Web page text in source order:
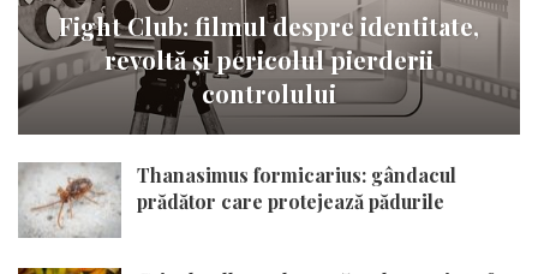
Fight Club: filmul despre identitate,
revoltă și pericolul pierderii
controlului
Thanasimus formicarius: gândacul
prădător care protejează pădurile